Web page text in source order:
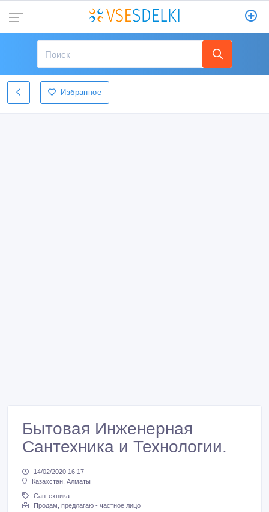
Избранное
Бытовая Инженерная
Сантехника и Технологии.
14/02/2020 16:17
Казахстан, Алматы
Сантехника
Продам, предлагаю - частное лицо